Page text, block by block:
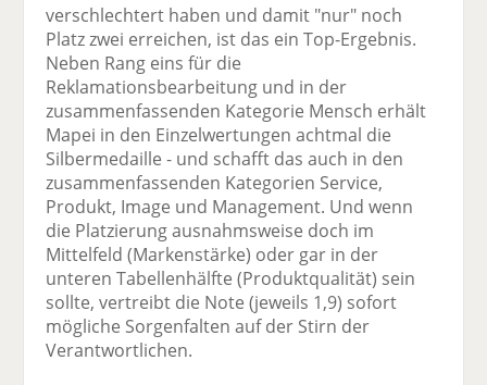
verschlechtert haben und damit "nur" noch
Platz zwei erreichen, ist das ein Top-Ergebnis.
Neben Rang eins für die
Reklamationsbearbeitung und in der
zusammenfassenden Kategorie Mensch erhält
Mapei in den Einzelwertungen achtmal die
Silbermedaille - und schafft das auch in den
zusammenfassenden Kategorien Service,
Produkt, Image und Management. Und wenn
die Platzierung ausnahmsweise doch im
Mittelfeld (Markenstärke) oder gar in der
unteren Tabellenhälfte (Produktqualität) sein
sollte, vertreibt die Note (jeweils 1,9) sofort
mögliche Sorgenfalten auf der Stirn der
Verantwortlichen.